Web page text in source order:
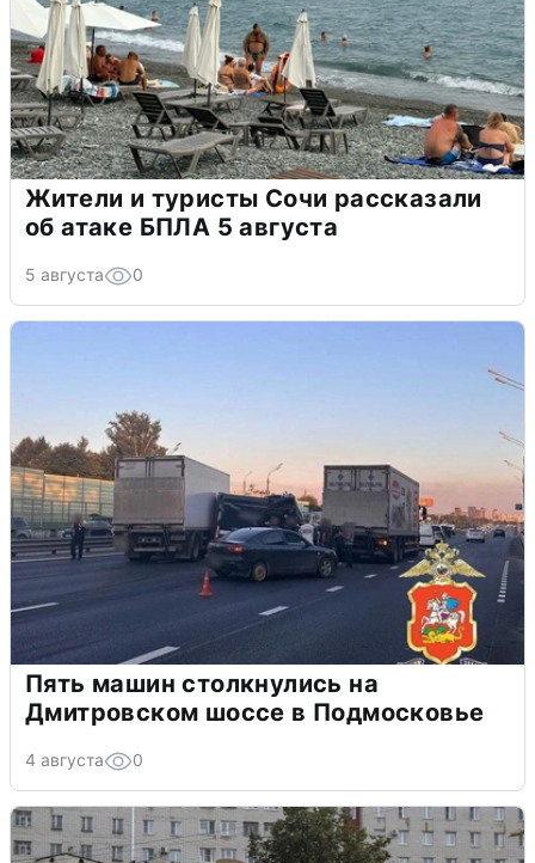
Жители и туристы Сочи рассказали
об атаке БПЛА 5 августа
5 августа 0
Пять машин столкнулись на
Дмитровском шоссе в Подмосковье
4 августа 0